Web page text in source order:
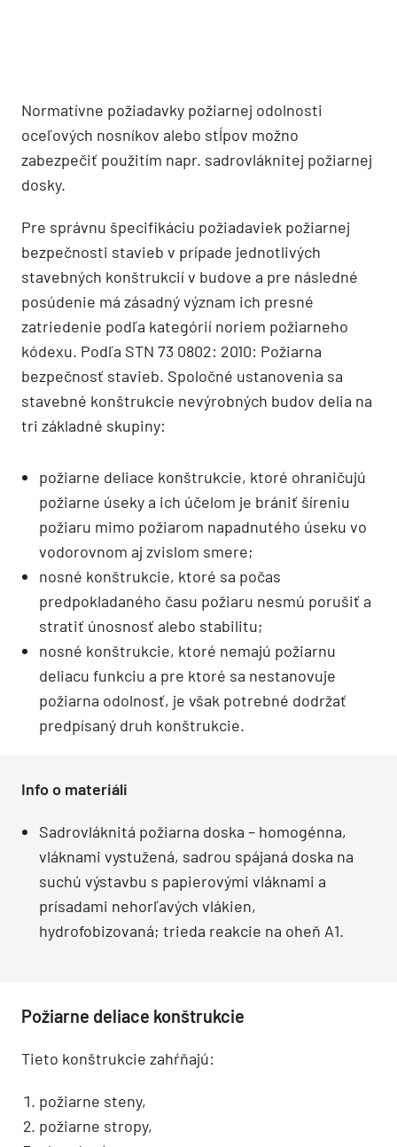
Normatívne požiadavky požiarnej odolnosti
oceľových nosníkov alebo stĺpov možno
zabezpečiť použitím napr. sadrovláknitej požiarnej
dosky.
Pre správnu špecifikáciu požiadaviek požiarnej
bezpečnosti stavieb v prípade jednotlivých
stavebných konštrukcií v budove a pre následné
posúdenie má zásadný význam ich presné
zatriedenie podľa kategórií noriem požiarneho
kódexu. Podľa STN 73 0802: 2010: Požiarna
bezpečnosť stavieb. Spoločné ustanovenia sa
stavebné konštrukcie nevýrobných budov delia na
tri základné skupiny:
požiarne deliace konštrukcie, ktoré ohraničujú
požiarne úseky a ich účelom je brániť šíreniu
požiaru mimo požiarom napadnutého úseku vo
vodorovnom aj zvislom smere;
nosné konštrukcie, ktoré sa počas
predpokladaného času požiaru nesmú porušiť a
stratiť únosnosť alebo stabilitu;
nosné konštrukcie, ktoré nemajú požiarnu
deliacu funkciu a pre ktoré sa nestanovuje
požiarna odolnosť, je však potrebné dodržať
predpísaný druh konštrukcie.
Info o materiáli
Sadrovláknitá požiarna doska – homogénna,
vláknami vystužená, sadrou spájaná doska na
suchú výstavbu s papierovými vláknami a
prísadami nehorľavých vlákien,
hydrofobizovaná; trieda reakcie na oheň A1.
Požiarne deliace konštrukcie
Tieto konštrukcie zahŕňajú:
požiarne steny,
požiarne stropy,